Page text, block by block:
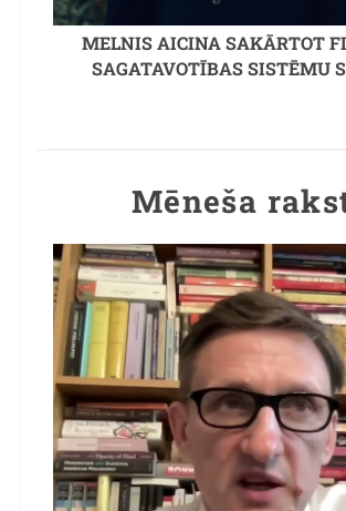
MELNIS AICINA SAKĀRTOT
SAGATAVOTĪBAS SISTĒMU
Mēneša